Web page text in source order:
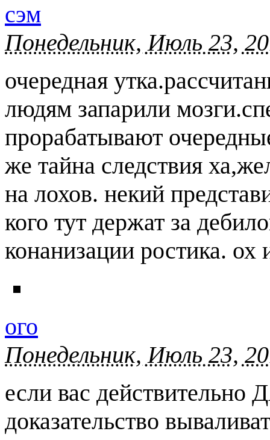
сэм
Понедельник, Июль 23,
очередная
людям запарили
прорабатывают
же тайна следствия
на лохов. некий
кого тут держат за
конанизации ростика. ох
ого
Понедельник, Июль 23,
если вас действительно
доказательство